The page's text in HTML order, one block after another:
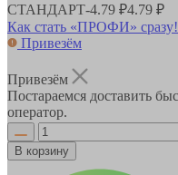
СТАНДАРТ-4.79 ₽4.79 ₽
Как стать «ПРОФИ» сразу!
Привезём
Привезём
Постараемся доставить
оператор.
В корзину